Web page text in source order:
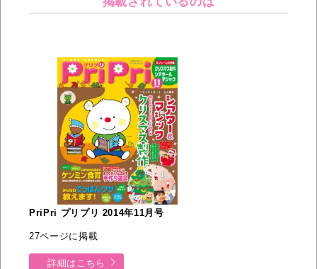
PriPri プリプリ 2014年11月号
27ページに掲載
詳細はこちら